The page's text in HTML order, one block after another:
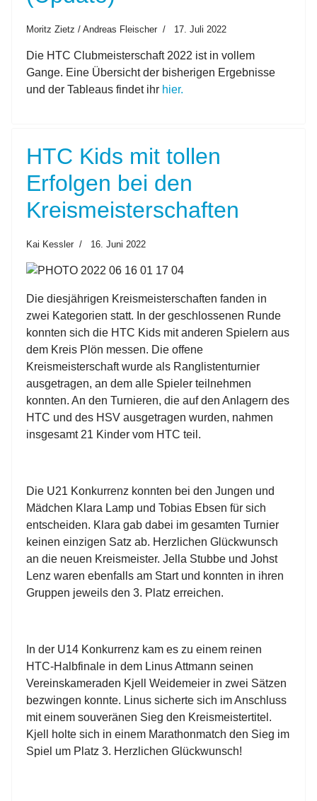
Moritz Zietz / Andreas Fleischer 17. Juli 2022
Die HTC Clubmeisterschaft 2022 ist in vollem
Gange. Eine Übersicht der bisherigen Ergebnisse
und der Tableaus findet ihr hier.
HTC Kids mit tollen
Erfolgen bei den
Kreismeisterschaften
Kai Kessler 16. Juni 2022
Die diesjährigen Kreismeisterschaften fanden in
zwei Kategorien statt. In der geschlossenen Runde
konnten sich die HTC Kids mit anderen Spielern aus
dem Kreis Plön messen. Die offene
Kreismeisterschaft wurde als Ranglistenturnier
ausgetragen, an dem alle Spieler teilnehmen
konnten. An den Turnieren, die auf den Anlagern des
HTC und des HSV ausgetragen wurden, nahmen
insgesamt 21 Kinder vom HTC teil.
Die U21 Konkurrenz konnten bei den Jungen und
Mädchen Klara Lamp und Tobias Ebsen für sich
entscheiden. Klara gab dabei im gesamten Turnier
keinen einzigen Satz ab. Herzlichen Glückwunsch
an die neuen Kreismeister. Jella Stubbe und Johst
Lenz waren ebenfalls am Start und konnten in ihren
Gruppen jeweils den 3. Platz erreichen.
In der U14 Konkurrenz kam es zu einem reinen
HTC-Halbfinale in dem Linus Attmann seinen
Vereinskameraden Kjell Weidemeier in zwei Sätzen
bezwingen konnte. Linus sicherte sich im Anschluss
mit einem souveränen Sieg den Kreismeistertitel.
Kjell holte sich in einem Marathonmatch den Sieg im
Spiel um Platz 3. Herzlichen Glückwunsch!